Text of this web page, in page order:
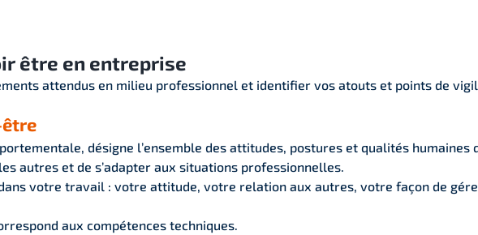
être en entreprise
attendus en milieu professionnel et identifier vos atouts et points de
être
désigne l’ensemble des attitudes, postures et qualités humaines
autres et de s’adapter aux situations professionnelles.
dans votre travail : votre attitude, votre relation aux autres, votre façon de
aux compétences techniques.